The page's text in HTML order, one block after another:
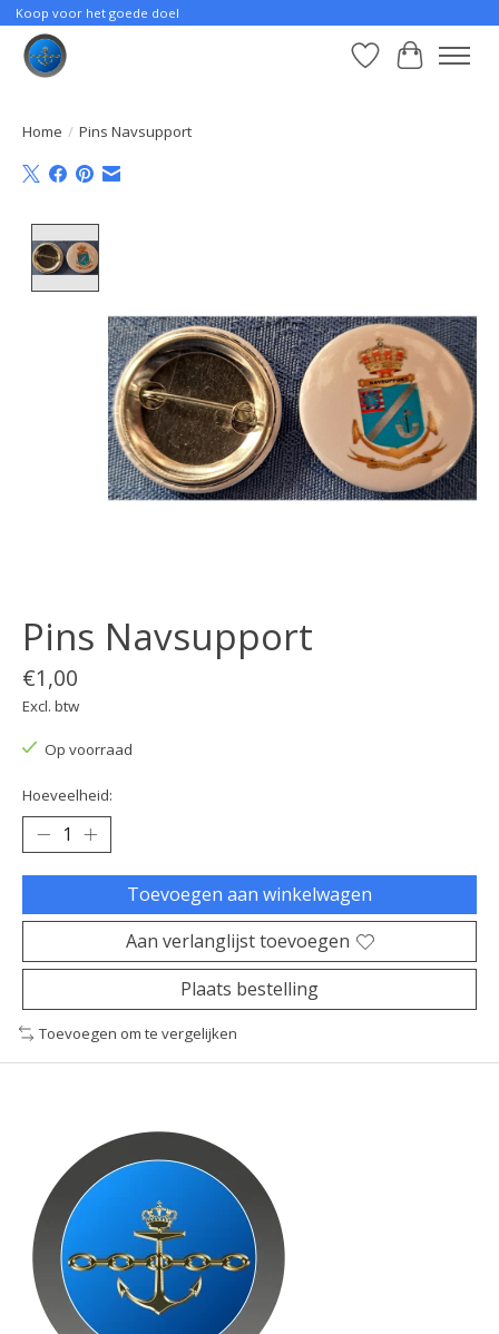
Koop voor het goede doel
Verlanglijst
Home / Pins Navsupport
Pins Navsupport
€1,00
Excl. btw
Op voorraad
Hoeveelheid:
Toevoegen aan winkelwagen
Aan verlanglijst toevoegen
Plaats bestelling
Toevoegen om te vergelijken